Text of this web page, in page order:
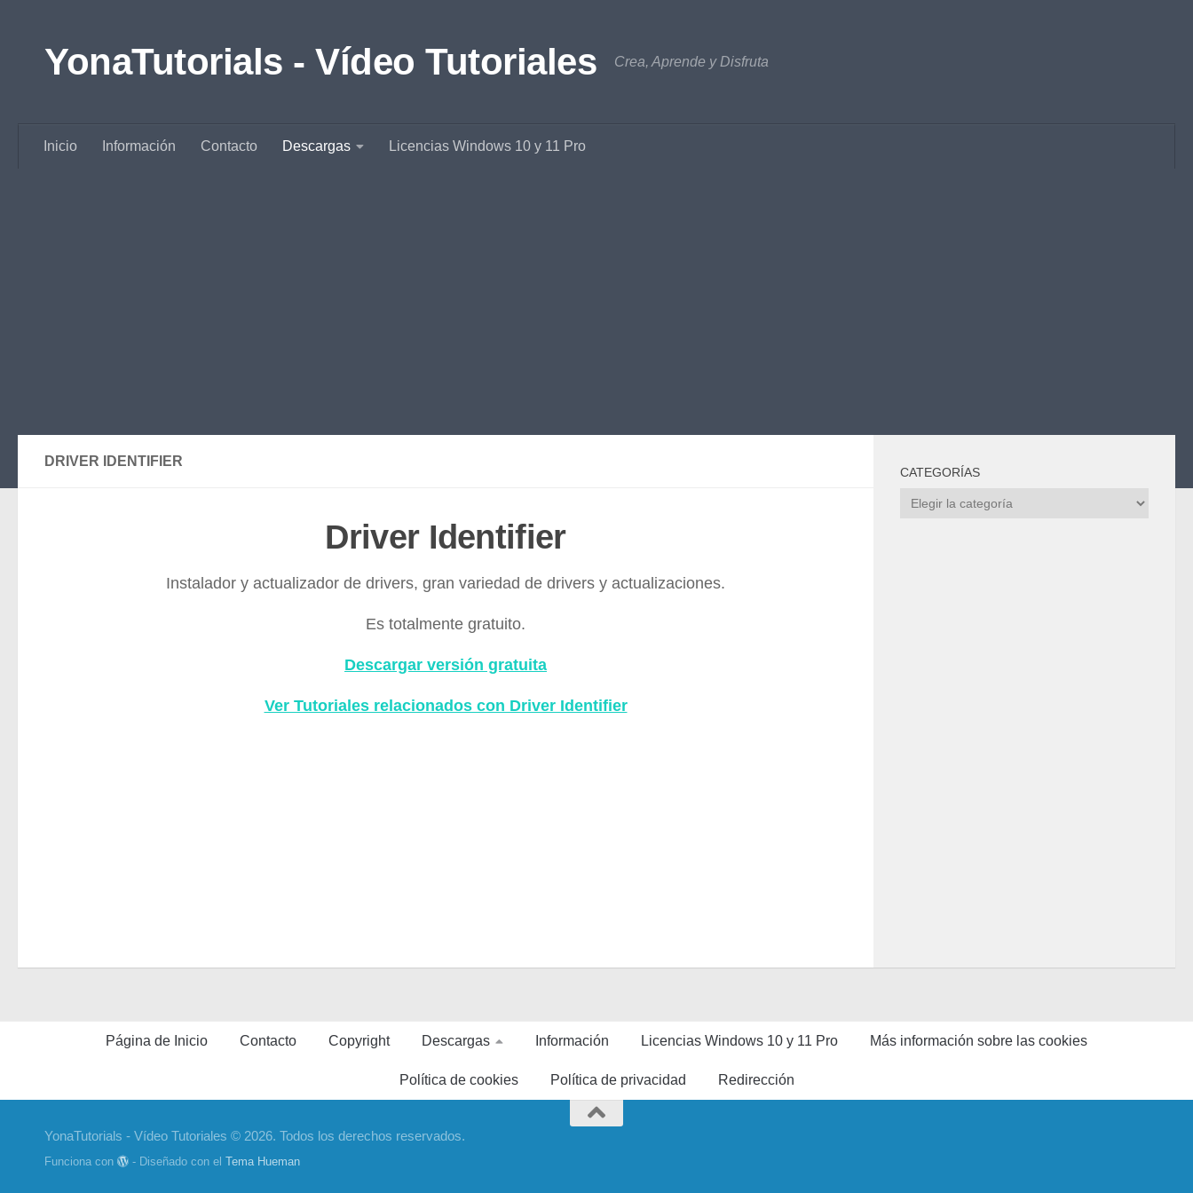
YonaTutorials - Vídeo Tutoriales Crea, Aprende y Disfruta
Inicio Información Contacto Descargas Licencias Windows 10 y 11 Pro
DRIVER IDENTIFIER
Driver Identifier
Instalador y actualizador de drivers, gran variedad de drivers y actualizaciones.
Es totalmente gratuito.
Descargar versión gratuita
Ver Tutoriales relacionados con Driver Identifier
CATEGORÍAS
Categorías
Página de Inicio Contacto Copyright Descargas Información Licencias Windows 10 y 11 Pro Más información sobre las cookies
Política de cookies Política de privacidad Redirección
YonaTutorials - Vídeo Tutoriales © 2026. Todos los derechos reservados.
Funciona con - Diseñado con elTema Hueman